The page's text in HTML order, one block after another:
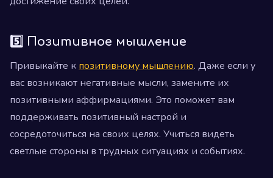
5️⃣ Позитивное мышление
Привыкайте к позитивному мышлению. Даже если у
вас возникают негативные мысли, замените их
позитивными аффирмациями. Это поможет вам
поддерживать позитивный настрой и
сосредоточиться на своих целях. Учиться видеть
светлые стороны в трудных ситуациях и событиях.